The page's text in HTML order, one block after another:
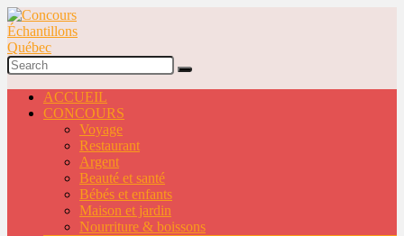
ACCUEIL
CONCOURS
Voyage
Restaurant
Argent
Beauté et santé
Bébés et enfants
Maison et jardin
Nourriture & boissons